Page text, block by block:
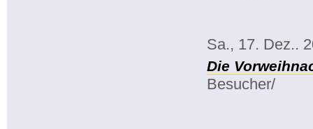
Sa., 17. Dez..
Die
Besucher/